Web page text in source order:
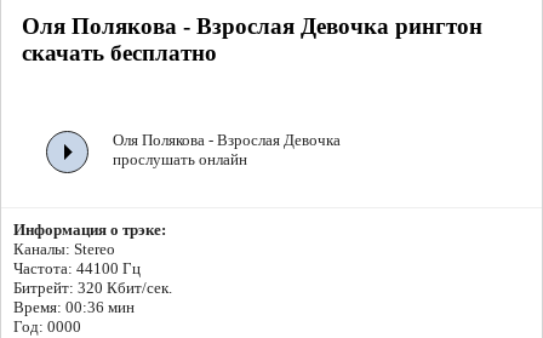
Оля Полякова - Взрослая Девочка рингтон
скачать бесплатно
Оля Полякова - Взрослая Девочка
прослушать онлайн
Информация о трэке:
Каналы: Stereo
Частота: 44100 Гц
Битрейт: 320 Кбит/сек.
Время: 00:36 мин
Год: 0000